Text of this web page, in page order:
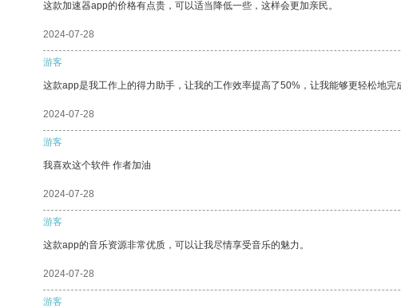
这款加速器app的价格有点贵，可以适当降低一些，这样会更加亲民。
2024-07-28
游客
这款app是我工作上的得力助手，让我的工作效率提高了50%，让我能够更轻松地完
2024-07-28
游客
我喜欢这个软件 作者加油
2024-07-28
游客
这款app的音乐资源非常优质，可以让我尽情享受音乐的魅力。
2024-07-28
游客